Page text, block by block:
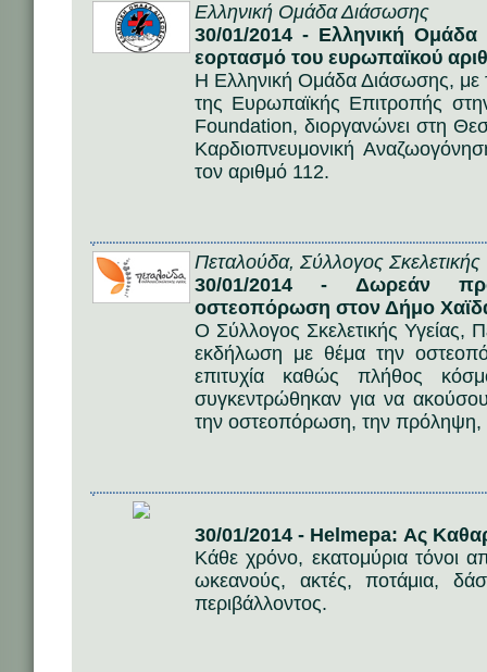
Ελληνική Ομάδα Διάσωσης
30/01/2014 - Ελληνική
εορτασμό του ευρωπαϊκού
Η Ελληνική Ομάδα Διάσωσης, με
της Ευρωπαϊκής Επιτροπής
Foundation, διοργανώνει στη
Καρδιοπνευμονική
τον αριθμό 112.
Πεταλούδα, Σύλλογος Σκελετικής
30/01/2014 - Δωρεάν
οστεοπόρωση στον Δήμο
Ο Σύλλογος Σκελετικής Υγείας,
εκδήλωση με θέμα την
επιτυχία καθώς πλήθος
συγκεντρώθηκαν για να
την οστεοπόρωση, την πρόληψη,
30/01/2014 - Helmepa: Ας
Κάθε χρόνο, εκατομύρια τόνοι
ωκεανούς, ακτές, ποτάμια,
περιβάλλοντος.